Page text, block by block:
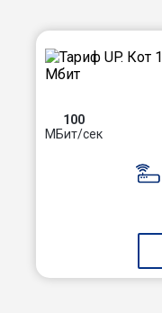
100
МБит/сек